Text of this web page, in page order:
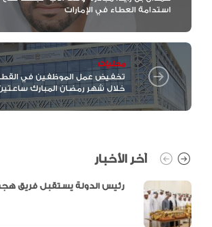
استدامة العطاء في الإمارات
محليات
تخفيض عمل الموظفين في
خلال شهر رمضان المبارك
آخر الأخبار